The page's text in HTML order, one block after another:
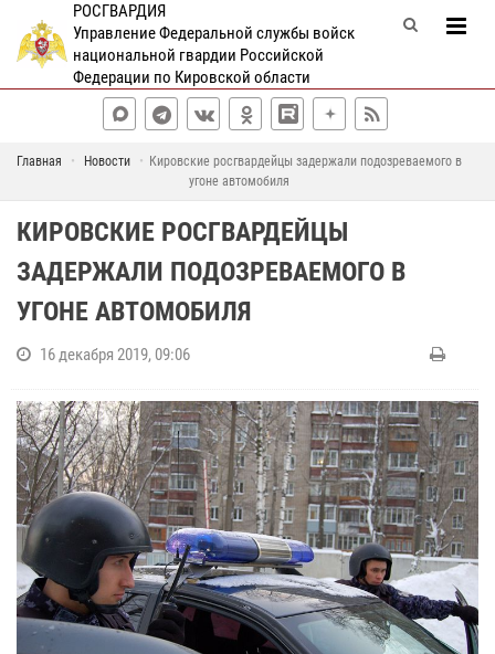
РОСГВАРДИЯ
Управление Федеральной службы войск
национальной гвардии Российской
Федерации по Кировской области
Главная Новости
Кировские росгвардейцы задержали подозреваемого в
угоне автомобиля
КИРОВСКИЕ РОСГВАРДЕЙЦЫ
ЗАДЕРЖАЛИ ПОДОЗРЕВАЕМОГО В
УГОНЕ АВТОМОБИЛЯ
16 декабря 2019, 09:06